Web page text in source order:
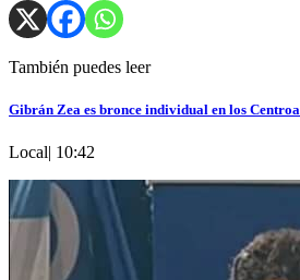
También puedes leer
Gibrán Zea es bronce individual en los
Local| 10:42